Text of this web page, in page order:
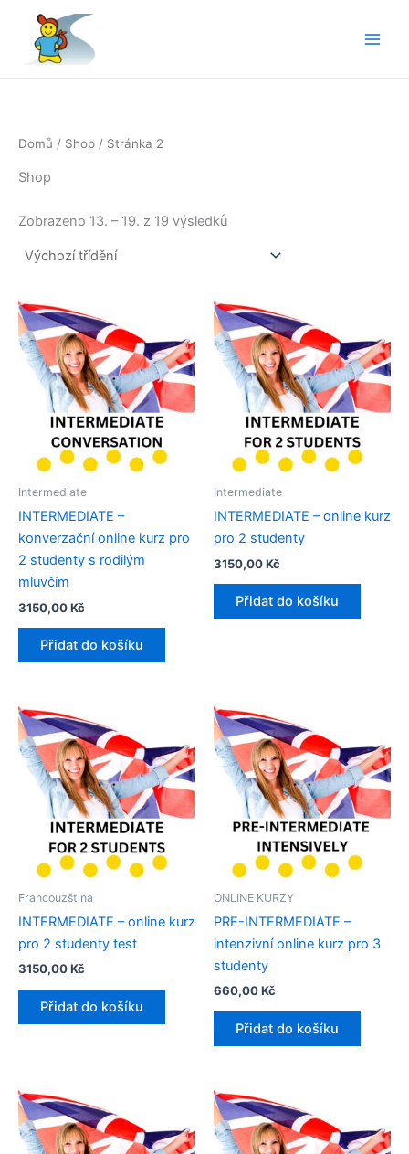
Přeskočit
obsah
Domů / Shop / Stránka 2
Shop
Zobrazeno 13. – 19. z 19 výsledků
Intermediate
INTERMEDIATE –
konverzační online kurz pro
2 studenty s rodilým
mluvčím​
3150,00Kč
Přidat do košíku
Intermediate
INTERMEDIATE – online kurz
pro 2 studenty
3150,00Kč
Přidat do košíku
Francouzština
INTERMEDIATE – online kurz
pro 2 studenty test
3150,00Kč
Přidat do košíku
ONLINE KURZY
PRE-INTERMEDIATE –
intenzivní online kurz pro 3
studenty​
660,00Kč
Přidat do košíku